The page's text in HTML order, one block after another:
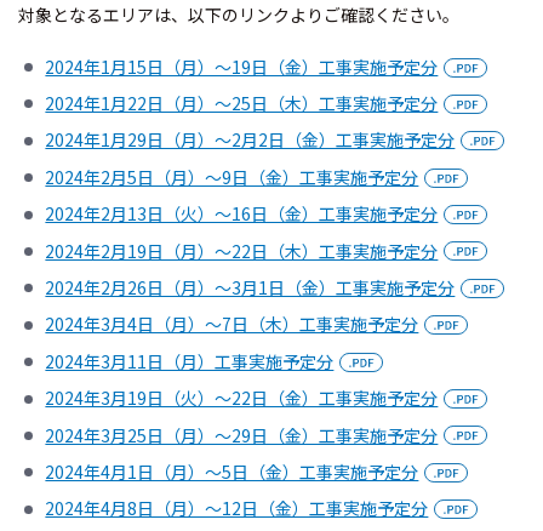
対象となるエリアは、以下のリンクよりご確認ください。
2024年1月15日（月）～19日（金）工事実施予定分
2024年1月22日（月）～25日（木）工事実施予定分
2024年1月29日（月）～2月2日（金）工事実施予定分
2024年2月5日（月）～9日（金）工事実施予定分
2024年2月13日（火）～16日（金）工事実施予定分
2024年2月19日（月）～22日（木）工事実施予定分
2024年2月26日（月）～3月1日（金）工事実施予定分
2024年3月4日（月）～7日（木）工事実施予定分
2024年3月11日（月）工事実施予定分
2024年3月19日（火）～22日（金）工事実施予定分
2024年3月25日（月）～29日（金）工事実施予定分
2024年4月1日（月）～5日（金）工事実施予定分
2024年4月8日（月）～12日（金）工事実施予定分